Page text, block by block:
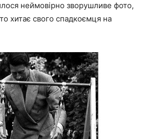
неймовірно зворушливе фото,
хитає свого спадкоємця на